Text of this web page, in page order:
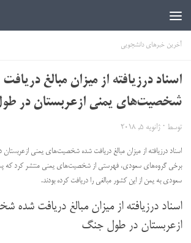
آخرین خبرهای دانشجویی
اسناد درزیافته از میزان مبالغ
شخصیت‌های یمنی ازعربستان در
توسط · ژانویه 5, 2018
اسناد درزیافته از میزان مبالغ دریافت شده شخصیت‌های یمنی
برخی گروه‌های سعودی، فهرستی از شخصیت‌های یمنی منتشر کرد که
سعودی به یمن از این کشور مبالغی را دریافت کرده بودند.
اسناد درزیافته از میزان مبالغ دریافت
ازعربستان در طول جنگ